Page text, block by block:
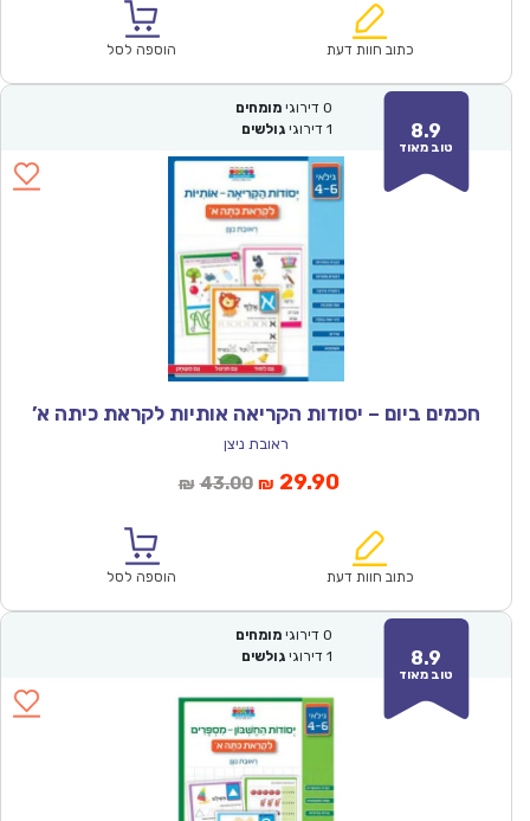
₪26.00.
הוא:
כתוב חוות דעת הוספה לסל
8.9
טוב מאוד
0 דירוגי מומחים
1 דירוגי גולשים
חכמים ביום – יסודות הקריאה אותיות לקראת כיתה א’
ראובת ניצן
₪ 43.00המחיר
₪43.00.
₪ 29.90המחיר
הוא:
כתוב חוות דעת הוספה לסל
8.9
טוב מאוד
0 דירוגי מומחים
1 דירוגי גולשים